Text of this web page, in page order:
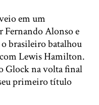
em um
Fernando Alonso e
brasileiro batalhou
Lewis Hamilton.
Glock na volta final
primeiro título